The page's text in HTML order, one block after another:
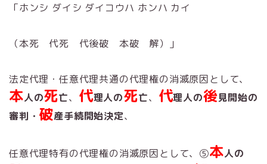
「ホンシ ダイシ ダイコウハ ホンハ カイ
（本死 代死 代後破 本破 解）」
法定代理・任意代理共通の代理権の消滅原因として、
本人の死亡、 代理人の死亡、 代理人の後見開始の
審判・ 破産手続開始決定、
任意代理特有の代理権の消滅原因として、⑤本人の